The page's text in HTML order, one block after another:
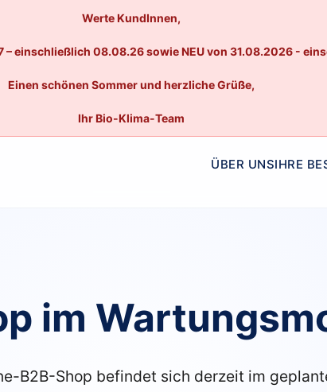
Werte KundInnen,
– einschließlich 08.08.26 sowie NEU von 31.08.2026 -
Einen schönen Sommer und herzliche Grüße,
Ihr Bio-Klima-Team
ÜBER UNSIHRE
im
B2B-Shop befindet sich derzeit im